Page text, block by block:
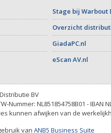
Stage bij Warbout
Overzicht
GiadaPC.nl
eScan AV.nl
BV
Nummer: NL851854758B01 - IBAN
kunnen afwijken van de
van ANB5 Business Suite